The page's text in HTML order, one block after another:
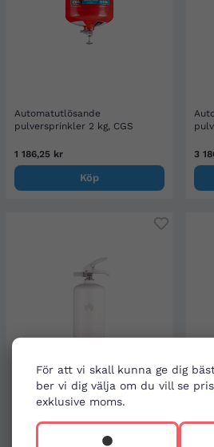
För att vi skall kunna ge dig
ber vi dig välja om du vill se
exklusive moms.
Automatutlösande
pulversprinkler 2 kg, CGS
1 186,25 kr
Köp
3
Pulversläckare 2 kg, vit Design
by Housegard